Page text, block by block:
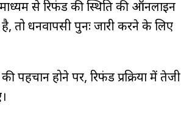
से रिफंड की स्थिति की ऑनलाइन
तो धनवापसी पुनः जारी करने के लिए
पहचान होने पर, रिफंड प्रक्रिया में तेजी